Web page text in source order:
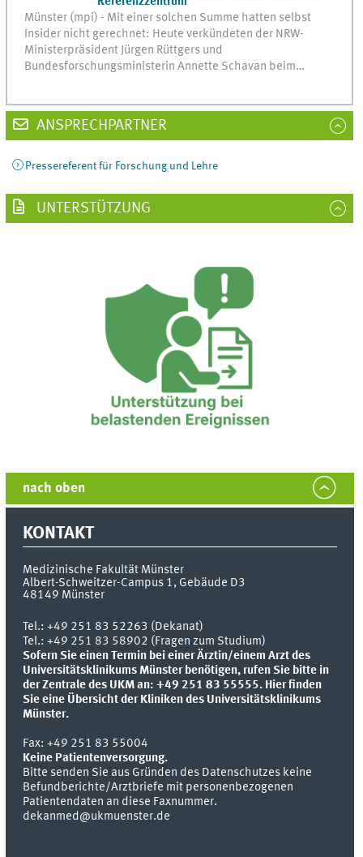
Münster (mpi) - Mit einer solchen Summe hatten selbst
Insider nicht gerechnet: Heute verkündeten der NRW-
Ministerpräsident Jürgen Rüttgers und
Bundesforschungsministerin Annette Schavan beim…
ANSPRECHPARTNER
Pressereferent für Forschung und Lehre
UNTERSTÜTZUNG
nach oben
KONTAKT
Medizinische Fakultät Münster
Albert-Schweitzer-Campus 1, Gebäude D3
48149 Münster
Tel.:+49 251 83 52263 (Dekanat)
Tel.: +49 251 83 58902 (Fragen zum Studium)
Sofern Sie einen Termin bei einer Ärztin/einem Arzt des
Universitätsklinikums Münster benötigen, rufen Sie bitte in
der Zentrale des UKM an: +49 251 83 55555. Hier finden
Sie eine Übersicht der Kliniken des Universitätsklinikums
Münster.
Fax:+49 251 83 55004
Keine Patientenversorgung.
Bitte senden Sie aus Gründen des Datenschutzes keine
Befundberichte/Arztbriefe mit personenbezogenen
Patientendaten an diese Faxnummer.
dekanmed@ukmuenster.de